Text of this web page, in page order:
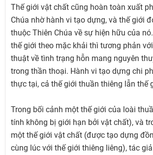
Thế giới vật chất cũng hoàn toàn xuất
Chúa nhờ hành vi tạo dựng, và thế giới
thuộc Thiên Chúa về sự hiện hữu của
thế giới theo mặc khải thì tương phản
thuật về tình trạng hỗn mang nguyên
trong thần thoại. Hành vi tạo dựng chi
thực tại, cả thế giới thuần thiêng lẫn thế
Trong bối cảnh một thế giới của loài
tính không bị giới hạn bởi vật chất), và
một thế giới vật chất (được tạo dựng
cùng lúc với thế giới thiêng liêng), tác